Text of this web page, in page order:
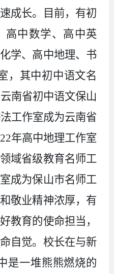
成长。目前，有初
高中数学、高中英
学、高中地理、书
，其中初中语文名
南省初中语文保山
工作室成为云南省
年高中地理工作室
域省级教育名师工
成为保山市名师工
敬业精神浓厚，有
教育的使命担当，
自觉。校长在与新
是一堆熊熊燃烧的